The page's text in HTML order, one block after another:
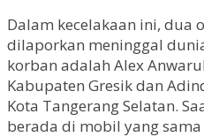
Dalam kecelakaan ini, dua
dilaporkan meninggal
korban adalah Alex
Kabupaten Gresik dan
Kota Tangerang Selatan.
berada di mobil yang